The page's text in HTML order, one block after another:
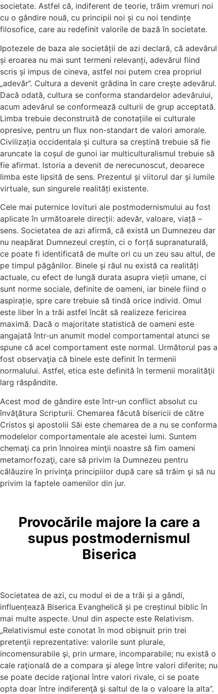
societate. Astfel că, indiferent de teorie, trăim vremuri noi
cu o gândire nouă, cu principii noi și cu noi tendințe
filosofice, care au redefinit valorile de bază în societate.
Ipotezele de baza ale societății de azi declară, că adevărul
și eroarea nu mai sunt termeni relevanți, adevărul fiind
scris și impus de cineva, astfel noi putem crea propriul
„adevăr”. Cultura a devenit grădina în care crește adevărul.
Dacă odată, cultura se conforma standardelor adevărului,
acum adevărul se conformează culturii de grup acceptată.
Limba trebuie deconstruită de conotațiile ei culturale
opresive, pentru un flux non-standart de valori amorale.
Civilizația occidentala și cultura sa creștină trebuie să fie
aruncate la coșul de gunoi iar multiculturalismul trebuie să
fie afirmat. Istoria a devenit de nerecunoscut, deoarece
limba este lipsită de sens. Prezentul și viitorul dar și lumile
virtuale, sun singurele realități existente.
Cele mai puternice lovituri ale postmodernismului au fost
aplicate în următoarele direcții: adevăr, valoare, viață –
sens. Societatea de azi afirmă, că există un Dumnezeu dar
nu neapărat Dumnezeul creștin, ci o forță supranaturală,
ce poate fi identificată de multe ori cu un zeu sau altul, de
pe timpul păgânilor. Binele și răul nu există ca realități
actuale, cu efect de lungă durata asupra vieții umane, ci
sunt norme sociale, definite de oameni, iar binele fiind o
aspirație, spre care trebuie să tindă orice individ. Omul
este liber în a trăi astfel încât să realizeze fericirea
maximă. Dacă o majoritate statistică de oameni este
angajată într-un anumit model comportamental atunci se
spune că acel comportament este normal. Următorul pas a
fost observaţia că binele este definit în termenii
normalului. Astfel, etica este definită în termenii moralităţii
larg răspândite.
Acest mod de gândire este într-un conflict absolut cu
învăţătura Scripturii. Chemarea făcută bisericii de către
Cristos şi apostolii Săi este chemarea de a nu se conforma
modelelor comportamentale ale acestei lumi. Suntem
chemaţi ca prin înnoirea minţii noastre să fim oameni
metamorfozaţi, care să privim la Dumnezeu pentru
călăuzire în privinţa principiilor după care să trăim şi să nu
privim la faptele oamenilor din jur.
Provocările majore la care a
supus postmodernismul
Biserica
Societatea de azi, cu modul ei de a trăi și a gândi,
influențează Biserica Evanghelică și pe creștinul biblic în
mai multe aspecte. Unul din aspecte este Relativism.
„Relativismul este conotat în mod obişnuit prin trei
pretenţii reprezentative: valorile sunt plurale,
incomensurabile şi, prin urmare, incomparabile; nu există o
cale raţională de a compara şi alege între valori diferite; nu
se poate decide raţional între valori rivale, ci se poate
opta doar între indiferenţă şi saltul de la o valoare la alta”.